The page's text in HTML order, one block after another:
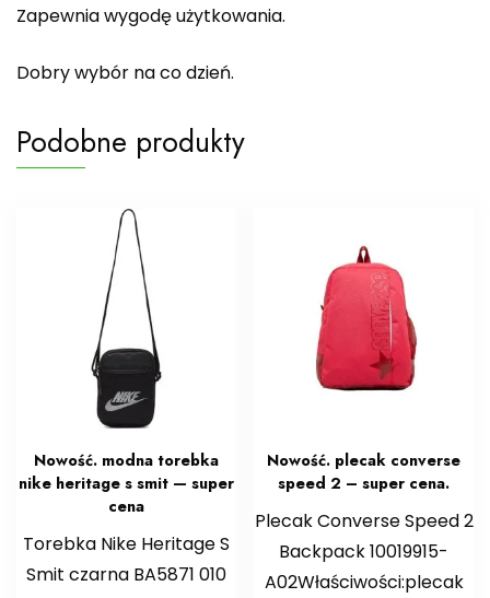
Zapewnia wygodę użytkowania.
Dobry wybór na co dzień.
Podobne produkty
Nowość. modna torebka
nike heritage s smit — super
cena
Torebka Nike Heritage S
Smit czarna BA5871 010
Nowość. plecak converse
speed 2 – super cena.
Plecak Converse Speed 2
Backpack 10019915-
A02Właściwości:plecak